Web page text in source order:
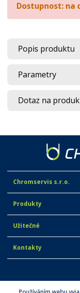
Dostupnost: na
Popis produktu
Parametry
Dotaz na
Chromservis s.r.o.
Produkty
Užitečné
Kontakty